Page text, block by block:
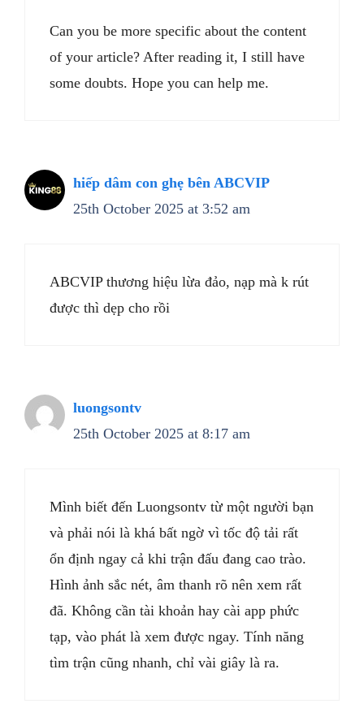
Can you be more specific about the content
of your article? After reading it, I still have
some doubts. Hope you can help me.
hiếp dâm con ghẹ bên ABCVIP
25th October 2025 at 3:52 am
ABCVIP thương hiệu lừa đảo, nạp mà k rút
được thì dẹp cho rồi
luongsontv
25th October 2025 at 8:17 am
Mình biết đến Luongsontv từ một người bạn
và phải nói là khá bất ngờ vì tốc độ tải rất
ổn định ngay cả khi trận đấu đang cao trào.
Hình ảnh sắc nét, âm thanh rõ nên xem rất
đã. Không cần tài khoản hay cài app phức
tạp, vào phát là xem được ngay. Tính năng
tìm trận cũng nhanh, chỉ vài giây là ra.